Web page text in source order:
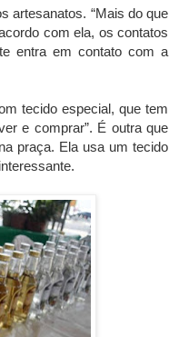
artesanatos. “Mais do que
com ela, os contatos
entra em contato com a
tecido especial, que tem
e comprar”. É outra que
praça. Ela usa um tecido